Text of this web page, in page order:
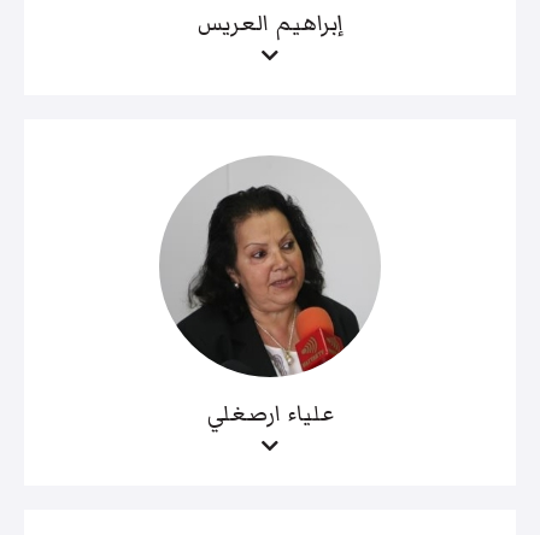
إبراهيم العريس
علياء ارصغلي